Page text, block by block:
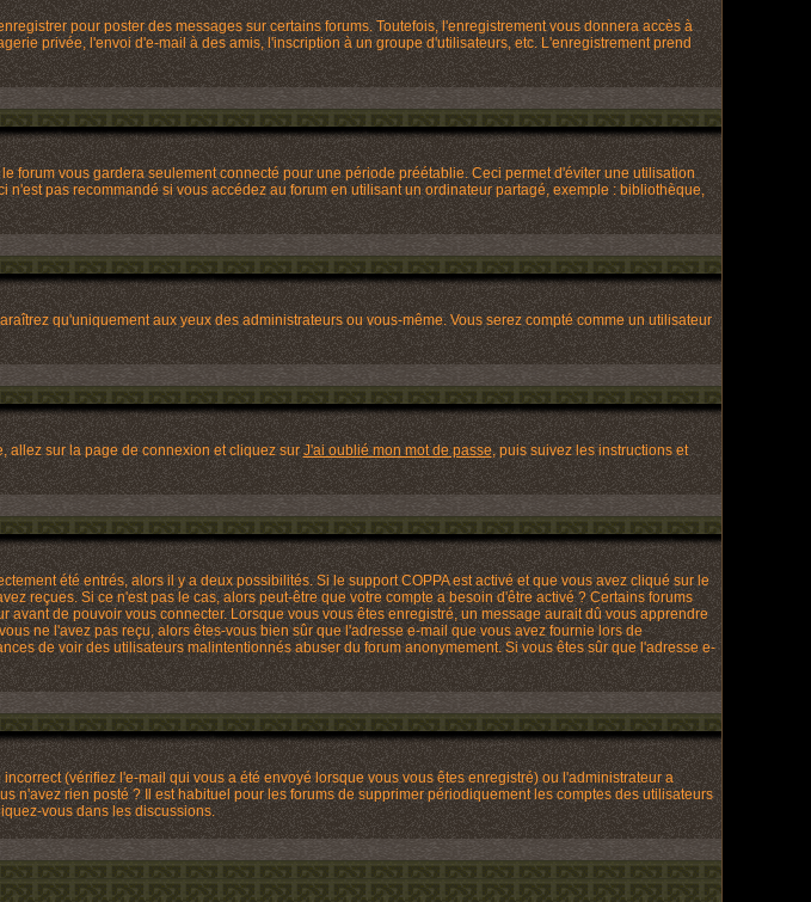
pour poster des messages sur certains forums. Toutefois, l'enregistrement vous donnera accès à
privée, l'envoi d'e-mail à des amis, l'inscription à un groupe d'utilisateurs, etc. L'enregistrement prend
forum vous gardera seulement connecté pour une période préétablie. Ceci permet d'éviter une utilisation
pas recommandé si vous accédez au forum en utilisant un ordinateur partagé, exemple : bibliothèque,
qu'uniquement aux yeux des administrateurs ou vous-même. Vous serez compté comme un utilisateur
allez sur la page de connexion et cliquez sur J'ai oublié mon mot de passe, puis suivez les instructions et
été entrés, alors il y a deux possibilités. Si le support COPPA est activé et que vous avez cliqué sur le
reçues. Si ce n'est pas le cas, alors peut-être que votre compte a besoin d'être activé ? Certains forums
de pouvoir vous connecter. Lorsque vous vous êtes enregistré, un message aurait dû vous apprendre
ne l'avez pas reçu, alors êtes-vous bien sûr que l'adresse e-mail que vous avez fournie lors de
de voir des utilisateurs malintentionnés abuser du forum anonymement. Si vous êtes sûr que l'adresse e-
(vérifiez l'e-mail qui vous a été envoyé lorsque vous vous êtes enregistré) ou l'administrateur a
rien posté ? Il est habituel pour les forums de supprimer périodiquement les comptes des utilisateurs
vous dans les discussions.